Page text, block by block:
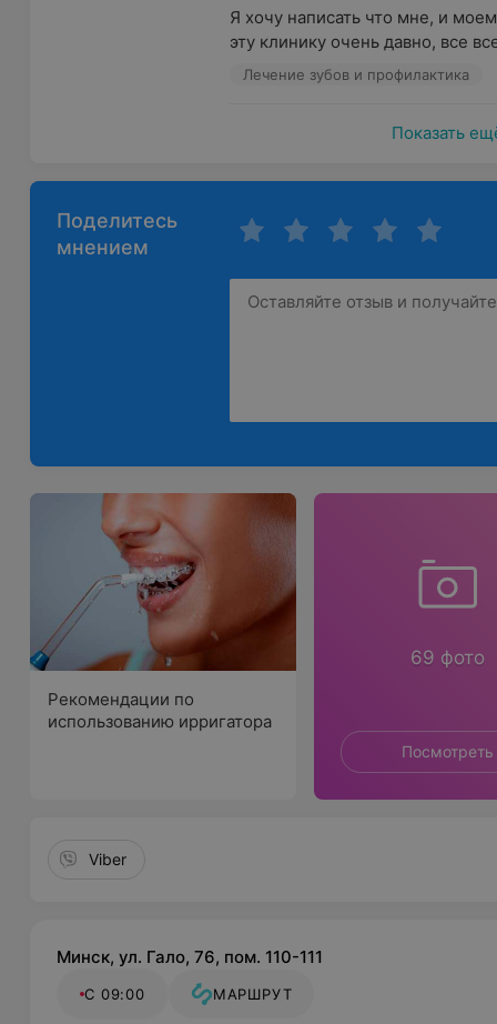
Я хочу написать что мне, и
эту клинику очень давно, все
Лечение зубов и профилактика
Показать
Поделитесь
мнением
Рекомендации по
использованию ирригатора
69 фото
Посмотреть
Viber
Минск, ул. Гало, 76, пом. 110-111
С 09:00 МАРШРУТ